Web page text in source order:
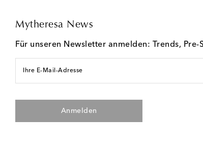
Mytheresa News
Für unseren Newsletter anmelden: Trends,
Ihre E-Mail-Adresse
Anmelden